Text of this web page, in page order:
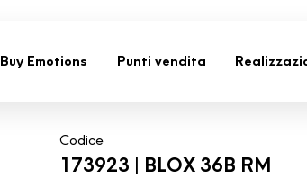
Buy Emotions Punti vendita
Codice
173923 | BLOX 36B RM